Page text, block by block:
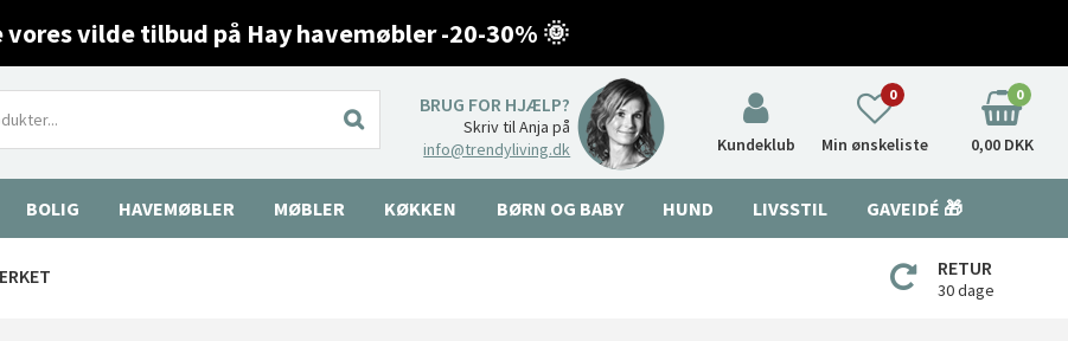
vores vilde tilbud på Hay havemøbler -20-30% 🌞
BRUG FOR HJÆLP?
Skriv til Anja på
info@trendyliving.dk
Kundeklub Min ønskeliste
0 0
0,00 DKK
BOLIG HAVEMØBLER MØBLER KØKKEN BØRN OG BABY HUND LIVSSTIL GAVEIDÉ 🎁
RETUR
30 dage